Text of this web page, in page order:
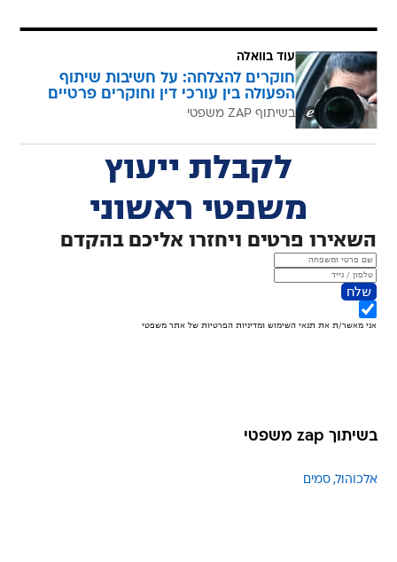
עוד בוואלה
חוקרים להצלחה: על חשיבות שיתוף
הפעולה בין עורכי דין וחוקרים פרטיים
בשיתוף ZAP משפטי
בשיתוך zap משפטי
אלכוהול סמים